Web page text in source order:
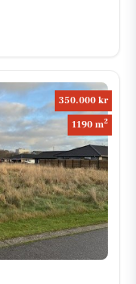
350.000 kr
1190 m2